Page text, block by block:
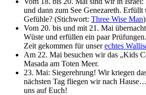
und dann zum See Genezareth. Erfüllt
Gefühle? (Stichwort: Three Wise Man
Vom 20. bis und mit 21. Mai
Wüste und erfüllen ein paar
Zeit gekommen für unserechtes
Am 22. Mai besuchen wir das „Kids
Masada am Toten Meer.
23. Mai: Siegerehrung! Wir kriegen
nächsten Tag fliegen wir nach
uns auf Euch!